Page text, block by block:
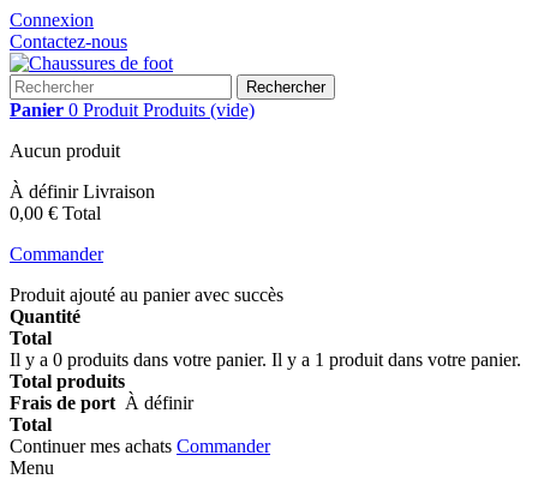
Connexion
Contactez-nous
Rechercher
Panier 0 Produit Produits (vide)
Aucun produit
À définirLivraison
0,00 € Total
Commander
Produit ajouté au panier avec succès
Quantité
Total
Il y a 0 produits dans votre panier. Il y a 1 produit dans votre panier.
Total produits
Frais de port À définir
Total
Continuer mes achats Commander
Menu